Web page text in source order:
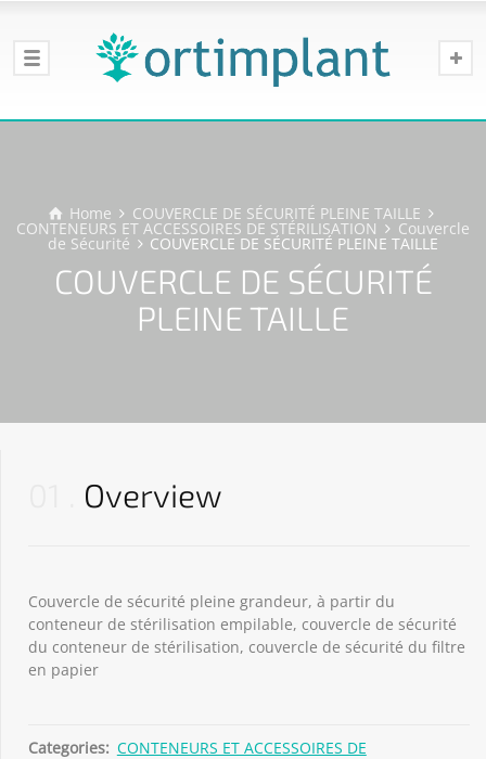
Home COUVERCLE DE SÉCURITÉ PLEINE TAILLE
CONTENEURS ET ACCESSOIRES DE STÉRILISATION Couvercle
de Sécurité COUVERCLE DE SÉCURITÉ PLEINE TAILLE
COUVERCLE DE SÉCURITÉ
PLEINE TAILLE
Overview
Couvercle de sécurité pleine grandeur, à partir du
conteneur de stérilisation empilable, couvercle de sécurité
du conteneur de stérilisation, couvercle de sécurité du filtre
en papier
Categories: CONTENEURS ET ACCESSOIRES DE